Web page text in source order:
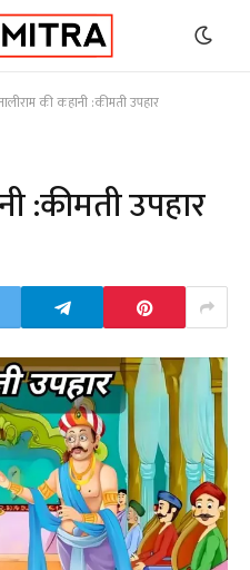
की कहानी :कीमती उपहार
:कीमती उपहार